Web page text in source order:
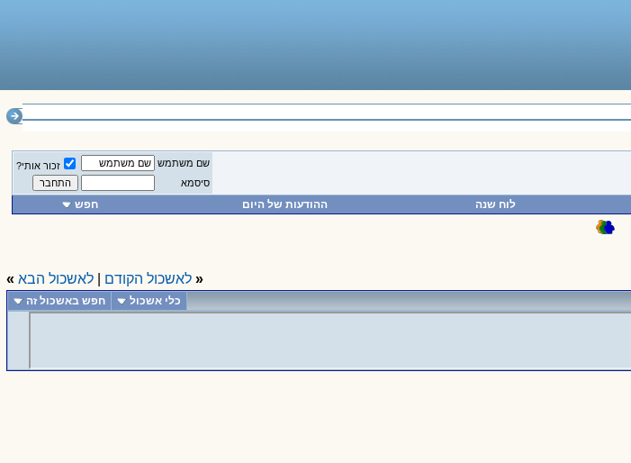
____________________________________________________
שם משתמש
זכור אותי?
סיסמא
לוח שנה ההודעות של היום חפש
« לאשכול הקודם לאשכול הבא »
כלי אשכול חפש באשכול זה